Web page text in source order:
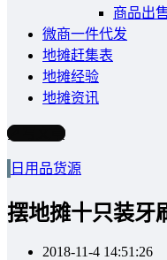
商品出
微商一件代发
地摊赶集表
地摊经验
地摊资讯
写文章
日用品货源
摆地摊十只装牙
2018-11-4 14:51:26